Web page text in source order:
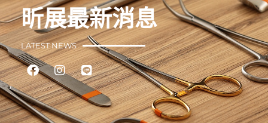
昕展最新消息
LATEST NEWS
FacebookInstagram
Line